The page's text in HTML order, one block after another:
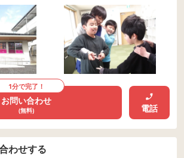
1分で完了！
お問い合わせ
(無料) 電話
わせする